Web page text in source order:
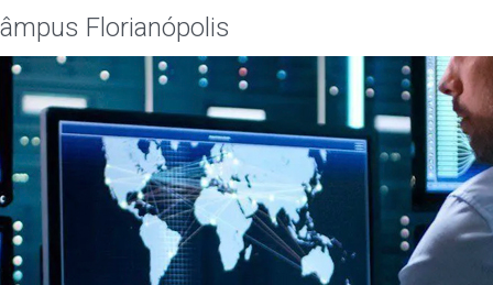
Florianópolis